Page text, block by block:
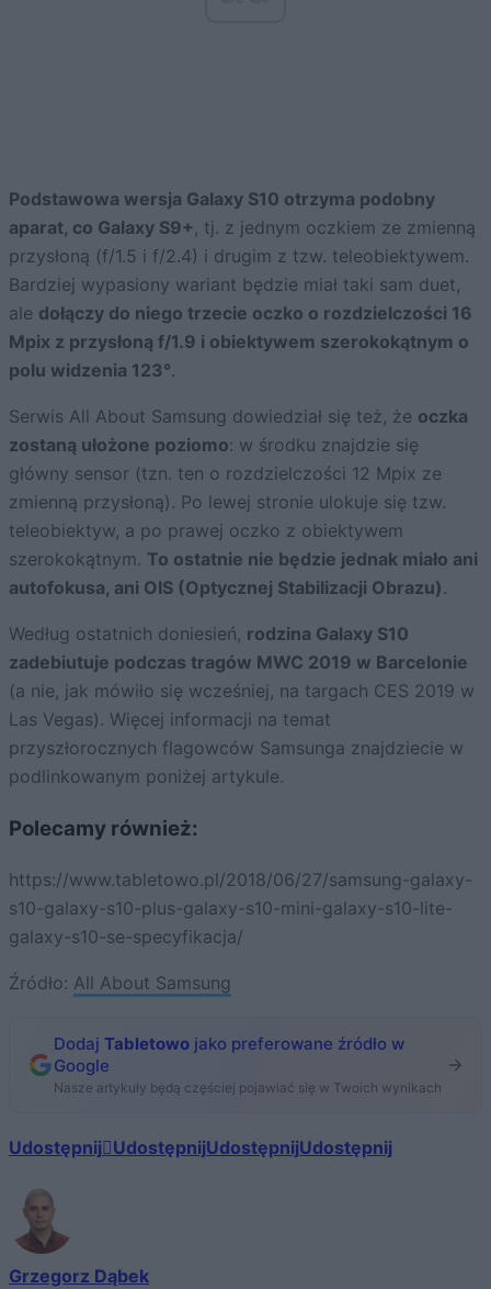
Podstawowa wersja Galaxy S10 otrzyma podobny
aparat, co Galaxy S9+ , tj. z jednym oczkiem ze zmienną
przysłoną (f/1.5 i f/2.4) i drugim z tzw. teleobiektywem.
Bardziej wypasiony wariant będzie miał taki sam duet,
ale dołączy do niego trzecie oczko o rozdzielczości 16
Mpix z przysłoną f/1.9 i obiektywem szerokokątnym o
polu widzenia 123°.
Serwis All About Samsung dowiedział się też, że oczka
zostaną ułożone poziomo: w środku znajdzie się
główny sensor (tzn. ten o rozdzielczości 12 Mpix ze
zmienną przysłoną). Po lewej stronie ulokuje się tzw.
teleobiektyw, a po prawej oczko z obiektywem
szerokokątnym. To ostatnie nie będzie jednak miało ani
autofokusa, ani OIS (Optycznej Stabilizacji Obrazu) .
Według ostatnich doniesień, rodzina Galaxy S10
zadebiutuje podczas tragów MWC 2019 w Barcelonie
(a nie, jak mówiło się wcześniej, na targach CES 2019 w
Las Vegas). Więcej informacji na temat
przyszłorocznych flagowców Samsunga znajdziecie w
podlinkowanym poniżej artykule.
Polecamy również:
https://www.tabletowo.pl/2018/06/27/samsung-galaxy-
s10-galaxy-s10-plus-galaxy-s10-mini-galaxy-s10-lite-
galaxy-s10-se-specyfikacja/
Źródło: All About Samsung
Dodaj Tabletowo jako preferowane źródło w
Google
Nasze artykuły będą częściej pojawiać się w Twoich wynikach
Udostępnij UdostępnijUdostępnijUdostępnij
Grzegorz Dąbek